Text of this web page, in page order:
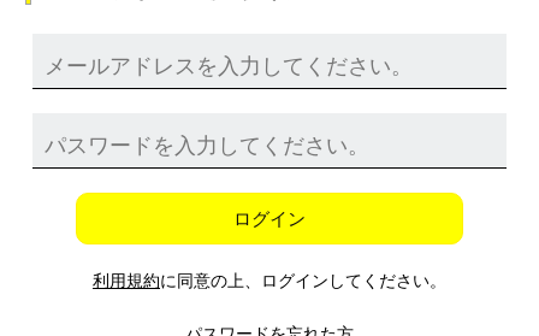
ログイン
利用規約に同意の上、ログインしてください。